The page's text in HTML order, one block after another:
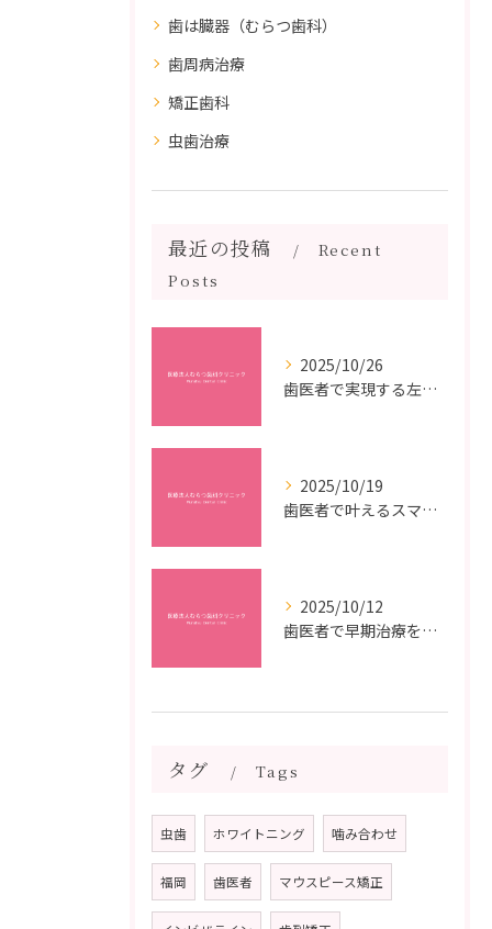
歯は臓器（むらつ歯科）
歯周病治療
矯正歯科
虫歯治療
最近の投稿
Recent
Posts
2025/10/26
歯医者で実現する左右対称治療のポイントと矯正治療選びの疑問解決ガイド
2025/10/19
歯医者で叶えるスマイルメイクオーバーなら福岡県福岡市博多区博多駅前の最新矯正治療解説
2025/10/12
歯医者で早期治療を受けるメリットと虫歯悪化を防ぐ最短ステップ
タグ Tags
虫歯 ホワイトニング 噛み合わせ
福岡 歯医者 マウスピース矯正